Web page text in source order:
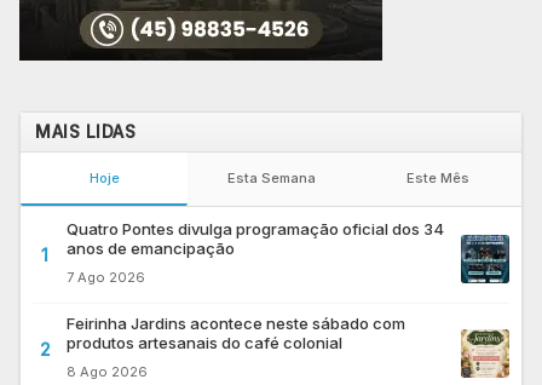
MAIS LIDAS
Hoje Esta Semana Este Mês
1
Quatro Pontes divulga programação oficial dos 34
anos de emancipação
7 Ago 2026
2
Feirinha Jardins acontece neste sábado com
produtos artesanais do café colonial
8 Ago 2026